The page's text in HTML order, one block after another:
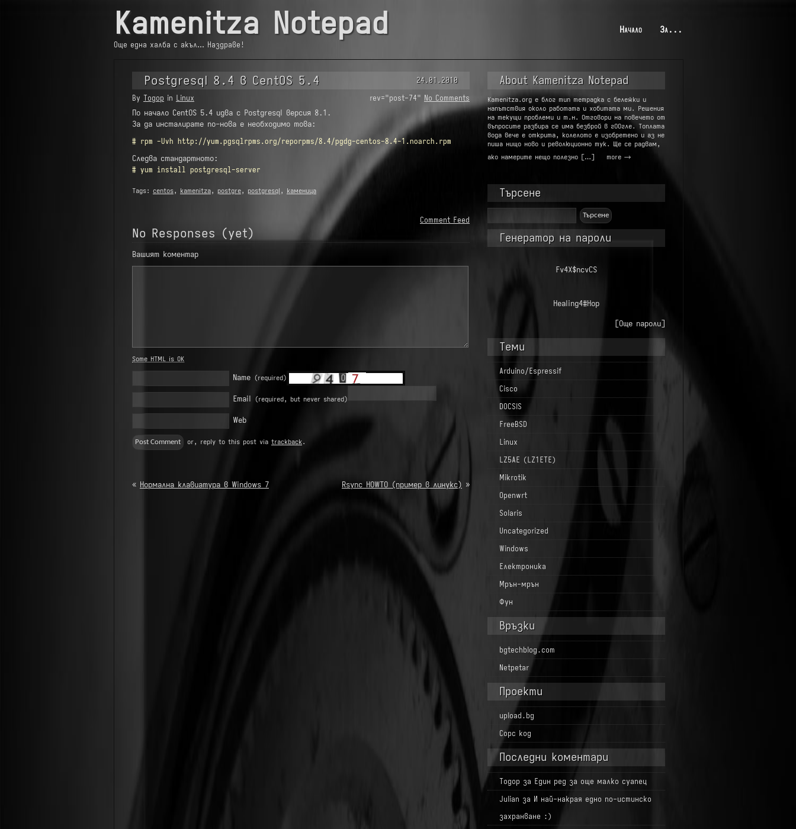
Kamenitza Notepad
Още една халба с акъл… Наздраве!
Начало За...
Postgresql 8.4 в CentOS 5.4
24.01.2010
By Тодор in Linux rev="post-74" No Comments
По начало CentOS 5.4 идва с Postgresql версия 8.1.
За да инсталирате по-нова е необходимо това:
# rpm -Uvh http://yum.pgsqlrpms.org/reporpms/8.4/pgdg-centos-8.4-1.noarch.rpm
Следва стандартното:
# yum install postgresql-server
Tags: centos, kamenitza, postgre, postgresql , каменица
Comment Feed
No Responses (yet)
Вашият коментар
Some HTML is OK
Name (required)
Email (required, but never shared)
Web
or, reply to this post via trackback.
Rsync HOWTO (пример в линукс) »
« Нормална клавиатура в Windows 7
About Kamenitza Notepad
Kamenitza.org е блог тип тетрадка с бележки и
напътствия около работата и хобитата ми. Решения
на текущи проблеми и т.н. Отговори на повечето от
въпросите разбира се има безброй в гООгле. Топлата
вода вече е открита, колелото е изобретено и аз не
пиша нищо ново и революционно тук. Ще се радвам,
ако намерите нещо полезно […]
more →
Търсене
за:
Генератор на пароли
Fv4X$ncvCS
Healing4#Hop
[Още пароли]
Теми
Arduino/Espressif
Cisco
DOCSIS
FreeBSD
Linux
LZ5AE (LZ1ETE)
Mikrotik
Openwrt
Solaris
Uncategorized
Windows
Електроника
Мрън-мрън
Фун
Връзки
bgtechblog.com
Netpetar
Проекти
upload.bg
Сорс код
Последни коментари
Тодор за Един ред за още малко суапец
Julian за И най-накрая едно по-истинско
захранване :)